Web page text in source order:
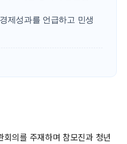
제성과를 언급하고 민생
의를 주재하며 참모진과 청년